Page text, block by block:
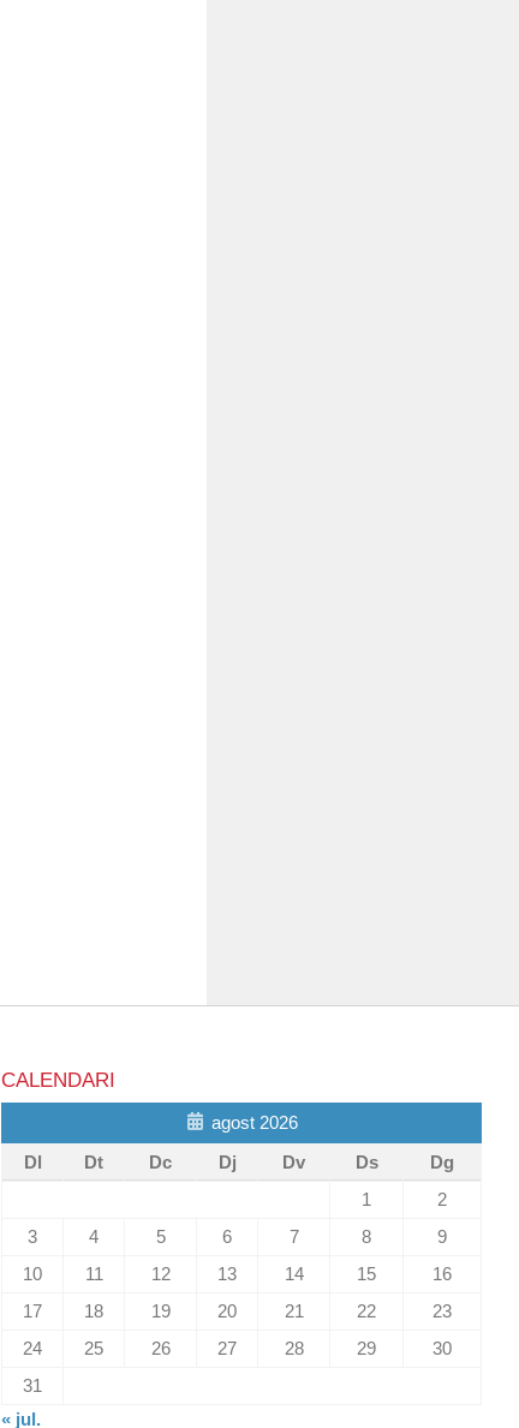
CALENDARI
agost 2026
Dl
Dt Dc Dj Dv Ds
Dg
1
2
3
4 5 6 7 8
9
10
11 12 13 14 15
16
17
18 19 20 21 22
23
24
25 26 27 28 29
30
31
« jul.